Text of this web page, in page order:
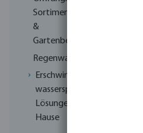
Sortiment für Pool-
&
Gartenbewässerung
Regenwassersammelsysteme
Erschwingliche,
wassersparende
Lösungen für zu
Hause